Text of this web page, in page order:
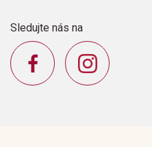
Sledujte nás na